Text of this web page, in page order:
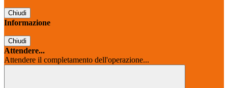
Chiudi
Informazione
Chiudi
Attendere...
Attendere il completamento dell'operazione...